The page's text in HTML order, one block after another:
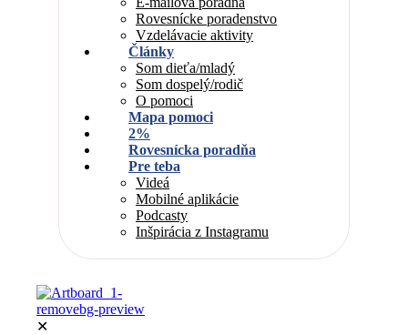
Rovesnícke poradenstvo
Vzdelávacie aktivity
Články
Som dieťa/mladý
Som dospelý/rodič
O pomoci
Mapa pomoci
2%
Rovesnícka poradňa
Pre teba
Videá
Mobilné aplikácie
Podcasty
Inšpirácia z Instagramu
✕